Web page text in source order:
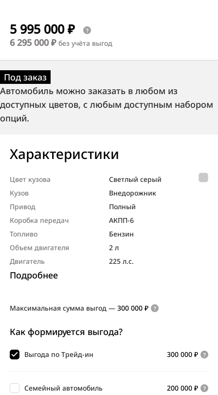
5 995 000 ₽
6 295 000 ₽ без учёта выгод
Под заказ
Автомобиль можно заказать в любом из
доступных цветов, с любым доступным набором
опций.
Характеристики
Цвет кузова
Светлый серый
Кузов
Внедорож­ник
Привод
Полный
Коробка передач
АКПП-6
Топливо
Бензин
Объем двигателя
2 л
Двигатель
225 л.с.
Подробнее
Максимальная сумма выгод — 300 000 ₽
Как формируется выгода?
300 000 ₽
Выгода по Трейд-ин
200 000 ₽
Семейный автомобиль